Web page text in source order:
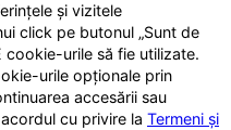
și vizitele
click pe butonul „Sunt de
cookie-urile să fie utilizate.
urile opționale prin
accesării sau
cu privire la Termeni și